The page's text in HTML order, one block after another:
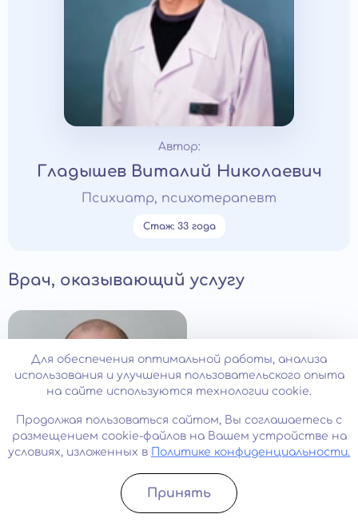
Автор:
Гладышев Виталий Николаевич
Психиатр, психотерапевт
Стаж: 33 года
Врач, оказывающий услугу
Кисилев Михаил Тимофеевич
Записатьcя
Для обеспечения оптимальной работы, анализа
использования и улучшения пользовательского опыта
на сайте используются технологии cookie.
Продолжая пользоваться сайтом, Вы соглашаетесь с
размещением cookie-файлов на Вашем устройстве на
условиях, изложенных в
Политике конфиденциальности.
Принять